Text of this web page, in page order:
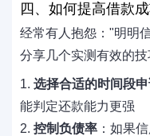
四、如何提高借款
经常有人抱怨："明明
分享几个实测有效的技
1. 选择合适的时间段
能判定还款能力更强
2. 控制负债率 ：如果